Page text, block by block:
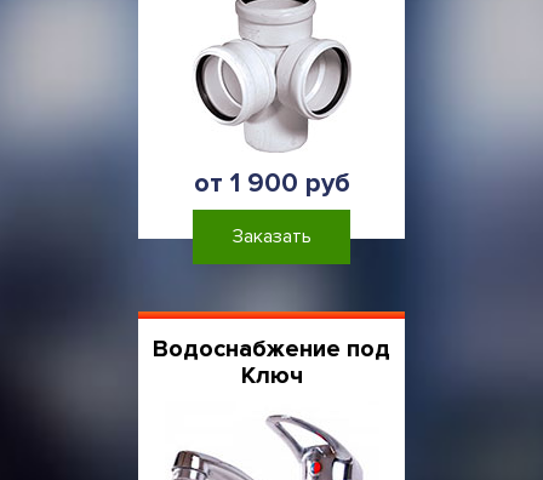
от 1 900 руб
Заказать
Водоснабжение под
Ключ